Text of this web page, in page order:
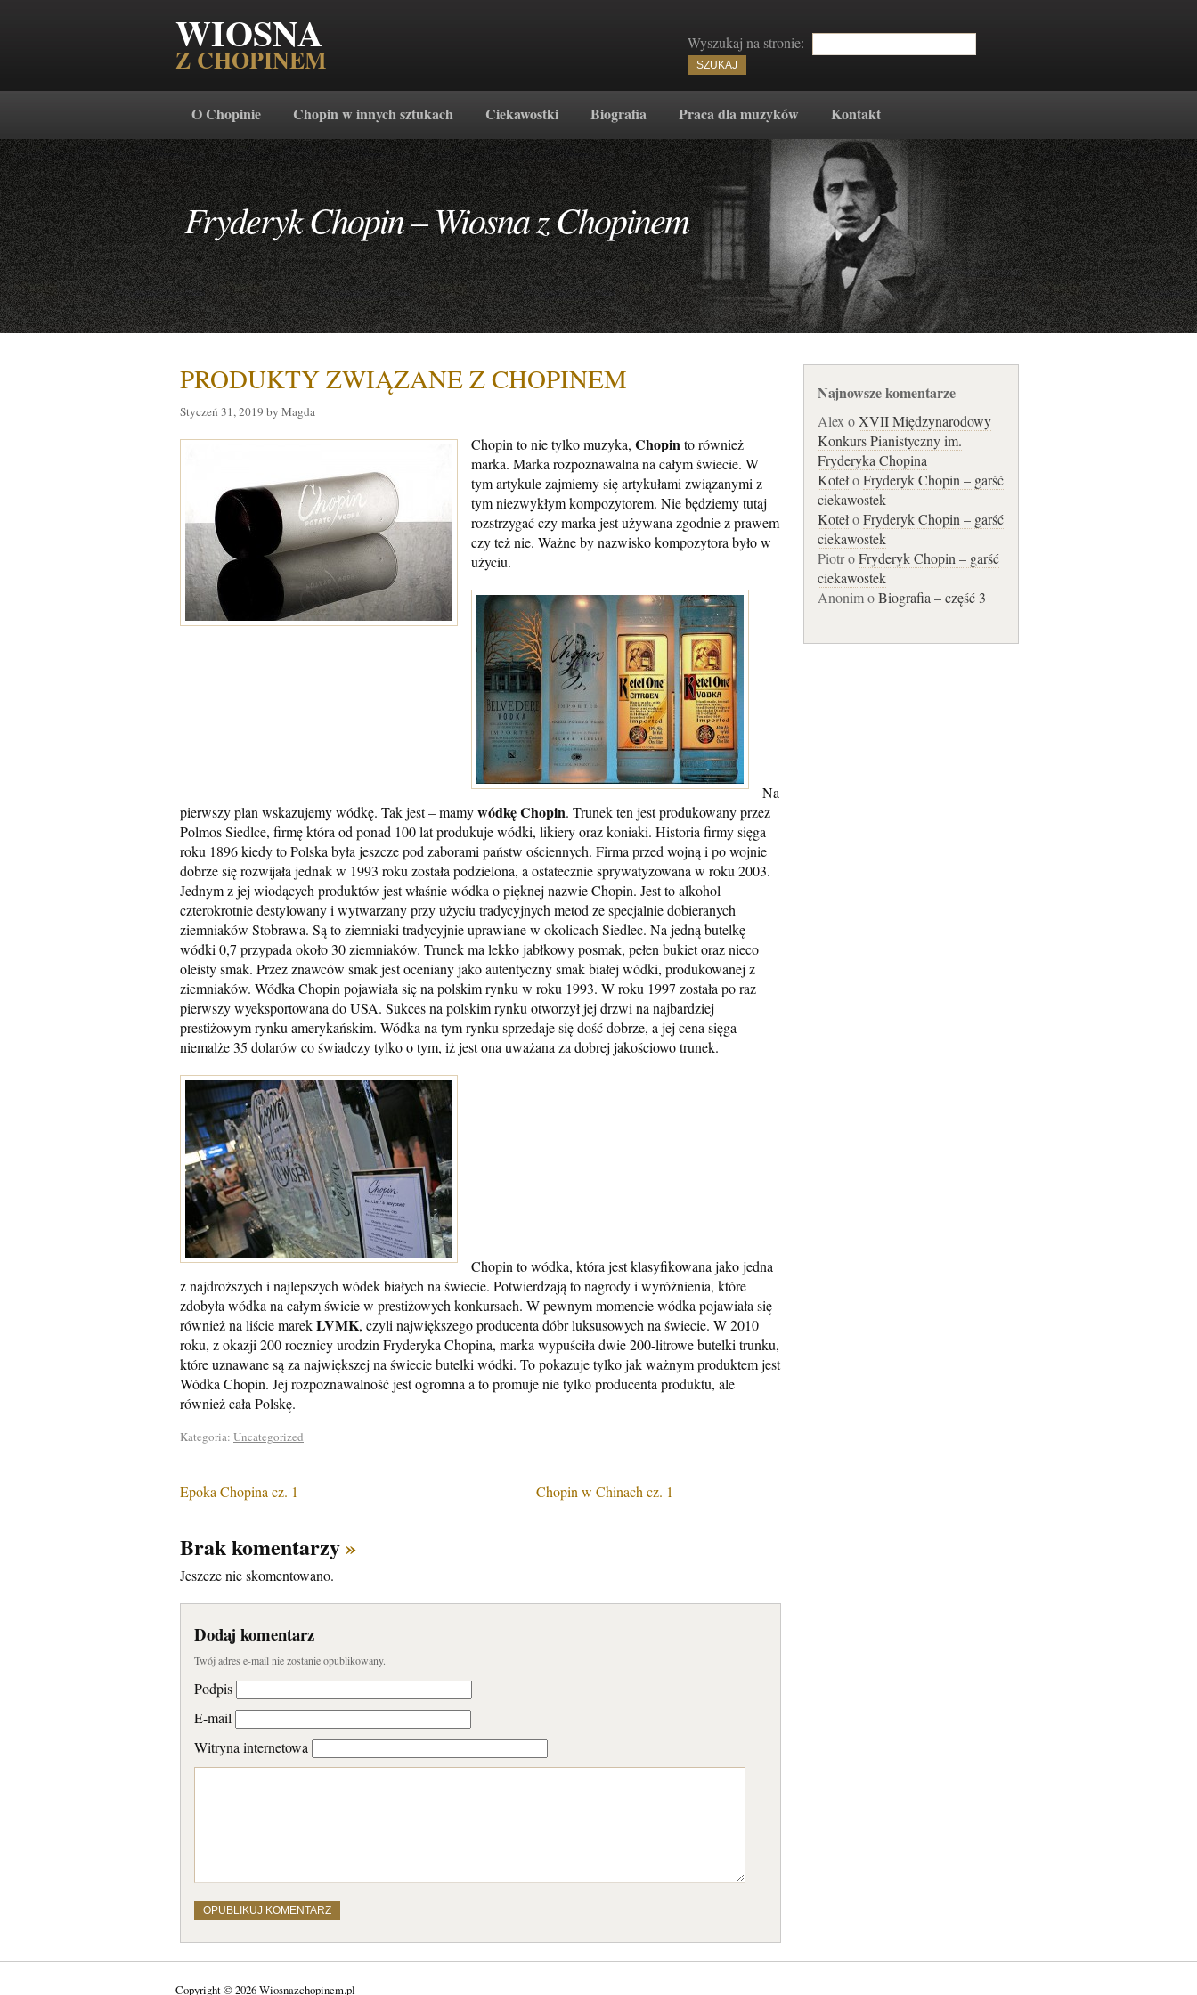
WIOSNA
Z CHOPINEM
Wyszukaj na stronie:
O Chopinie Chopin w innych sztukach Ciekawostki Biografia Praca dla muzyków Kontakt
Fryderyk Chopin – Wiosna z Chopinem
PRODUKTY ZWIĄZANE Z CHOPINEM
Styczeń 31, 2019 by Magda
Chopin to nie tylko muzyka, Chopinto również
marka. Marka rozpoznawalna na całym świecie. W
tym artykule zajmiemy się artykułami związanymi z
tym niezwykłym kompozytorem. Nie będziemy tutaj
rozstrzygać czy marka jest używana zgodnie z prawem
czy też nie. Ważne by nazwisko kompozytora było w
użyciu.
Na
pierwszy plan wskazujemy wódkę. Tak jest – mamywódkę Chopin. Trunek ten jest produkowany przez
Polmos Siedlce, firmę która od ponad 100 lat produkuje wódki, likiery oraz koniaki. Historia firmy sięga
roku 1896 kiedy to Polska była jeszcze pod zaborami państw ościennych. Firma przed wojną i po wojnie
dobrze się rozwijała jednak w 1993 roku została podzielona, a ostatecznie sprywatyzowana w roku 2003.
Jednym z jej wiodących produktów jest właśnie wódka o pięknej nazwie Chopin. Jest to alkohol
czterokrotnie destylowany i wytwarzany przy użyciu tradycyjnych metod ze specjalnie dobieranych
ziemniaków Stobrawa. Są to ziemniaki tradycyjnie uprawiane w okolicach Siedlec. Na jedną butelkę
wódki 0,7 przypada około 30 ziemniaków. Trunek ma lekko jabłkowy posmak, pełen bukiet oraz nieco
oleisty smak. Przez znawców smak jest oceniany jako autentyczny smak białej wódki, produkowanej z
ziemniaków. Wódka Chopin pojawiała się na polskim rynku w roku 1993. W roku 1997 została po raz
pierwszy wyeksportowana do USA. Sukces na polskim rynku otworzył jej drzwi na najbardziej
prestiżowym rynku amerykańskim. Wódka na tym rynku sprzedaje się dość dobrze, a jej cena sięga
niemalże 35 dolarów co świadczy tylko o tym, iż jest ona uważana za dobrej jakościowo trunek.
Chopin to wódka, która jest klasyfikowana jako jedna
z najdroższych i najlepszych wódek białych na świecie. Potwierdzają to nagrody i wyróżnienia, które
zdobyła wódka na całym świcie w prestiżowych konkursach. W pewnym momencie wódka pojawiała się
również na liście marekLVMK, czyli największego producenta dóbr luksusowych na świecie. W 2010
roku, z okazji 200 rocznicy urodzin Fryderyka Chopina, marka wypuściła dwie 200-litrowe butelki trunku,
które uznawane są za największej na świecie butelki wódki. To pokazuje tylko jak ważnym produktem jest
Wódka Chopin. Jej rozpoznawalność jest ogromna a to promuje nie tylko producenta produktu, ale
również cała Polskę.
Kategoria: Uncategorized
Epoka Chopina cz. 1 Chopin w Chinach cz. 1
Brak komentarzy»
Jeszcze nie skomentowano.
Dodaj komentarz
Twój adres e-mail nie zostanie opublikowany.
Podpis
E-mail
Witryna internetowa
Najnowsze komentarze
Alex oXVII Międzynarodowy
Konkurs Pianistyczny im.
Fryderyka Chopina
KotełoFryderyk Chopin – garść
ciekawostek
KotełoFryderyk Chopin – garść
ciekawostek
Piotr oFryderyk Chopin – garść
ciekawostek
Anonim oBiografia – część 3
Copyright © 2026 Wiosnazchopinem.pl